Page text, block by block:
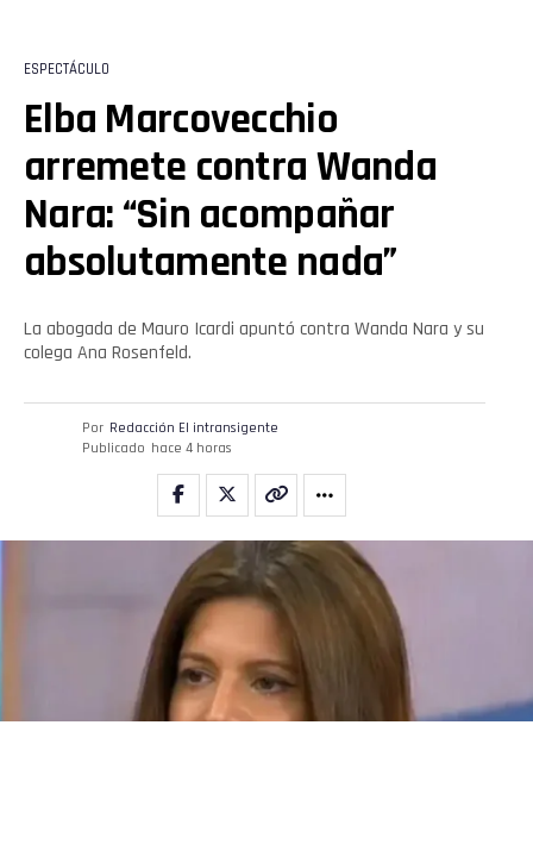
ESPECTÁCULO
Elba Marcovecchio
arremete contra Wanda
Nara: “Sin acompañar
absolutamente nada”
La abogada de Mauro Icardi apuntó contra Wanda Nara y su
colega Ana Rosenfeld.
Por Redacción El intransigente
Publicado hace 4 horas